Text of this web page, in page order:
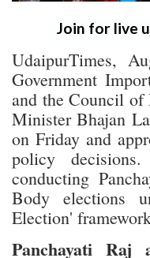
Join for live
UdaipurTimes,
Government
and the Council
Minister Bhajan
on Friday and
policy
conducting
Body elections
Election'
Panchayati